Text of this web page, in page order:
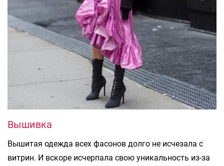
Вышивка
Вышитая одежда всех фасонов долго не исчезала с
витрин. И вскоре исчерпала свою уникальность из-за